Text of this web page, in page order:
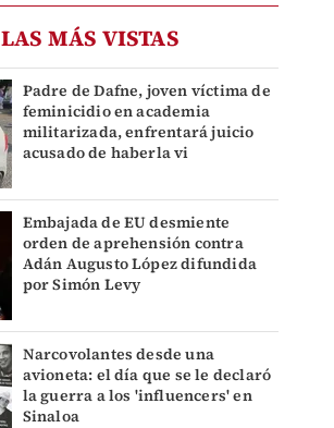
LAS MÁS VISTAS
Padre de Dafne, joven víctima de
feminicidio en academia
militarizada, enfrentará juicio
acusado de haberla vi
Embajada de EU desmiente
orden de aprehensión contra
Adán Augusto López difundida
por Simón Levy
Narcovolantes desde una
avioneta: el día que se le declaró
la guerra a los 'influencers' en
Sinaloa